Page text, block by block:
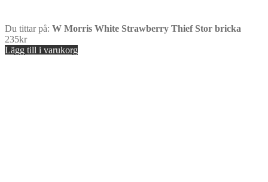
Du tittar på: W Morris White Strawberry Thief Stor bricka
235kr
Lägg till i varukorg